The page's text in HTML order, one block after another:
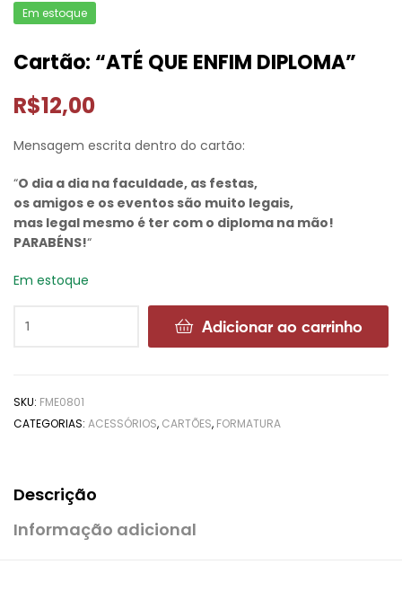
Em estoque
Cartão: “ATÉ QUE ENFIM DIPLOMA”
R$12,00
Mensagem escrita dentro do cartão:
“O dia a dia na faculdade, as festas,
os amigos e os eventos são muito legais,
mas legal mesmo é ter com o diploma na mão!
PARABÉNS!“
Em estoque
Adicionar ao carrinho
SKU: FME0801
CATEGORIAS: ACESSÓRIOS, CARTÕES, FORMATURA
Descrição
Informação adicional